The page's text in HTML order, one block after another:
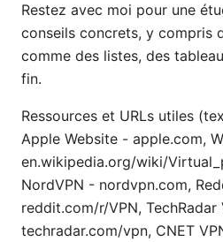
Restez avec moi pour une
conseils concrets, y compris
comme des listes, des
fin.
Ressources et URLs utiles
Apple Website - apple.com,
en.wikipedia.org/wiki/
NordVPN - nordvpn.com,
reddit.com/r/VPN,
techradar.com/vpn, CNET